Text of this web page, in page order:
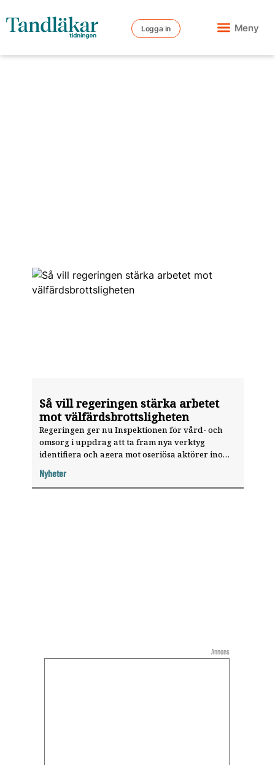
Logga in Meny
Så vill regeringen stärka arbetet
mot välfärdsbrottsligheten
Regeringen ger nu Inspektionen för vård- och
omsorg i uppdrag att ta fram nya verktyg
identifiera och agera mot oseriösa aktörer inom
Nyheter
Annons